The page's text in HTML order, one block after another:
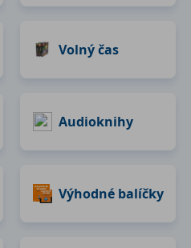
Volný čas
Audioknihy
Výhodné balíčky